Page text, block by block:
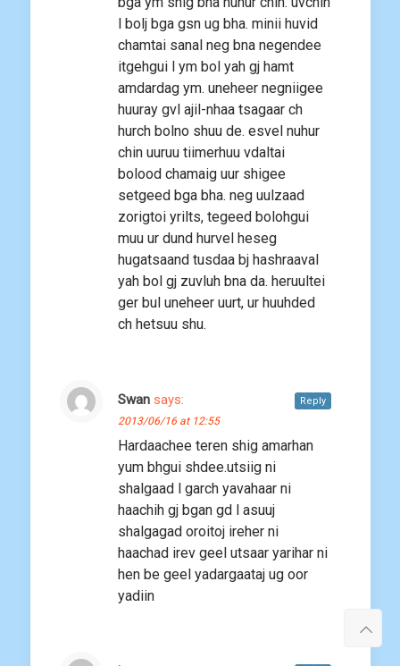
l bolj bga gsn ug bha. minii huvid
chamtai sanal neg bna negendee
itgehgui l ym bol yah gj hamt
amdardag ym. uneheer negniigee
huuray gvl ajil-nhaa tsagaar ch
hurch bolno shuu de. esvel nuhur
chin uuruu tiimerhuu vdaltai
bolood chamaig uur shigee
setgeed bga bha. neg uulzaad
zorigtoi yrilts, tegeed bolohgui
muu ur dund hurvel heseg
hugatsaand tusdaa bj hashraaval
yah bol gj zuvluh bna da. heruultei
ger bul uneheer uurt, ur huuhded
ch hetsuu shu.
Swan says:
2013/06/16 at 12:55
Hardaachee teren shig amarhan
yum bhgui shdee.utsiig ni
shalgaad l garch yavahaar ni
haachih gj bgan gd l asuuj
shalgagad oroitoj ireher ni
haachad irev geel utsaar yarihar ni
hen be geel yadargaataj ug oor
yadiin
Reply